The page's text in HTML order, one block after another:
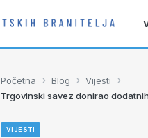
Početna › Blog › Vijesti ›
Trgovinski savez donirao
VIJESTI